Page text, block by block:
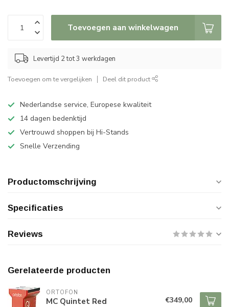
Toevoegen aan winkelwagen
Levertijd 2 tot 3 werkdagen
Toevoegen om te vergelijken Deel dit product
Nederlandse service, Europese kwaliteit
14 dagen bedenktijd
Vertrouwd shoppen bij Hi-Stands
Snelle Verzending
Productomschrijving
Specificaties
Reviews
Gerelateerde producten
ORTOFON
MC Quintet Red €349,00